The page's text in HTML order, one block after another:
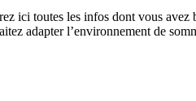
ici toutes les infos dont vous
adapter l’environnement de